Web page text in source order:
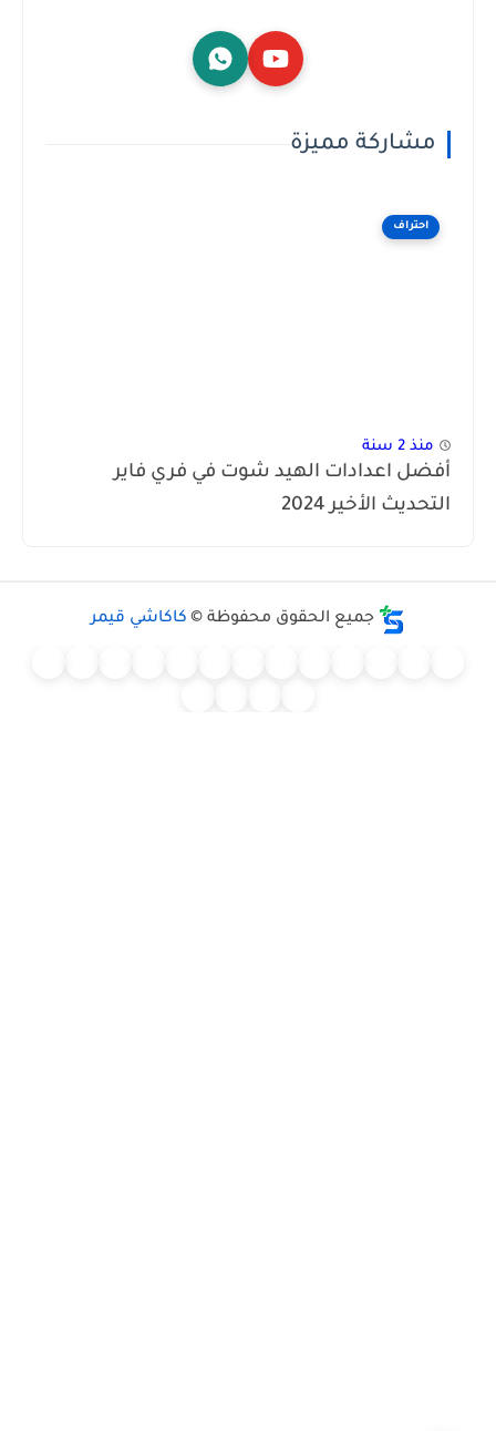
مشاركة مميزة
اعدادات الهيد شوت في فري فاير
الأخير 2024
جميع الحقوق محفوظة ©كاكاشي قيمر